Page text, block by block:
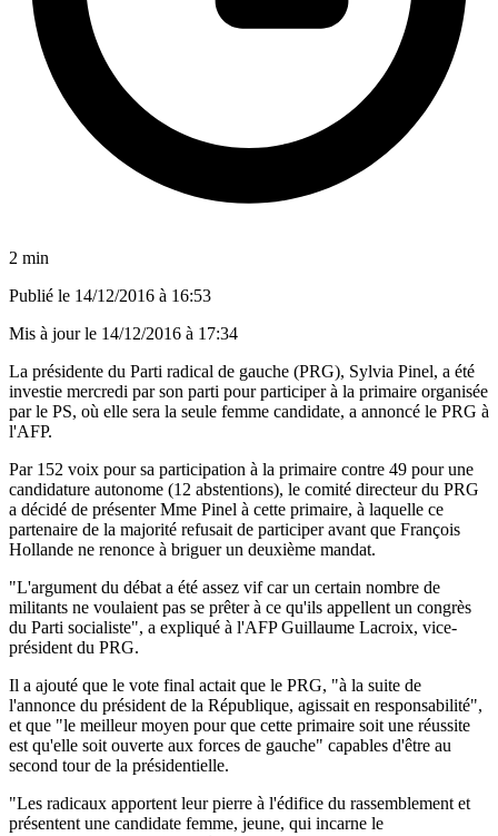
2 min
Publié le 14/12/2016 à 16:53
Mis à jour le 14/12/2016 à 17:34
La présidente du Parti radical de gauche (PRG), Sylvia Pinel, a été
investie mercredi par son parti pour participer à la primaire organisée
par le PS, où elle sera la seule femme candidate, a annoncé le PRG à
l'AFP.
Par 152 voix pour sa participation à la primaire contre 49 pour une
candidature autonome (12 abstentions), le comité directeur du PRG
a décidé de présenter Mme Pinel à cette primaire, à laquelle ce
partenaire de la majorité refusait de participer avant que François
Hollande ne renonce à briguer un deuxième mandat.
"L'argument du débat a été assez vif car un certain nombre de
militants ne voulaient pas se prêter à ce qu'ils appellent un congrès
du Parti socialiste", a expliqué à l'AFP Guillaume Lacroix, vice-
président du PRG.
Il a ajouté que le vote final actait que le PRG, "à la suite de
l'annonce du président de la République, agissait en responsabilité",
et que "le meilleur moyen pour que cette primaire soit une réussite
est qu'elle soit ouverte aux forces de gauche" capables d'être au
second tour de la présidentielle.
"Les radicaux apportent leur pierre à l'édifice du rassemblement et
présentent une candidate femme, jeune, qui incarne le